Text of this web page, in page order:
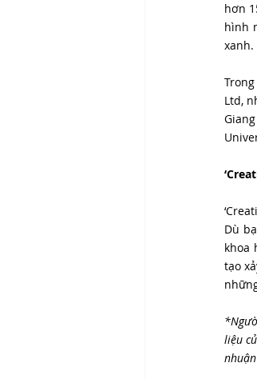
hơn
hình
xanh.
Ltd,
Dù
khoa
tạo
liệu